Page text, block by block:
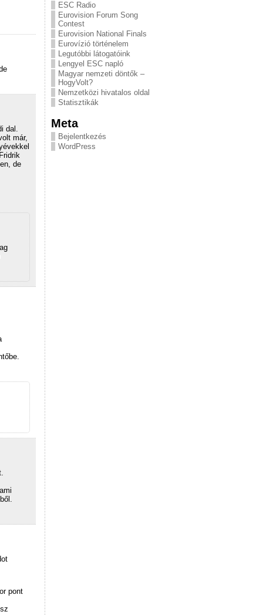
dal.
már,
de
pont
ESC Radio
Eurovision Forum Song
Contest
Eurovision National Finals
Eurovízió történelem
Legutóbbi látogatóink
Lengyel ESC napló
Magyar nemzeti döntők –
HogyVolt?
Nemzetközi hivatalos oldal
Statisztikák
Meta
Bejelentkezés
WordPress